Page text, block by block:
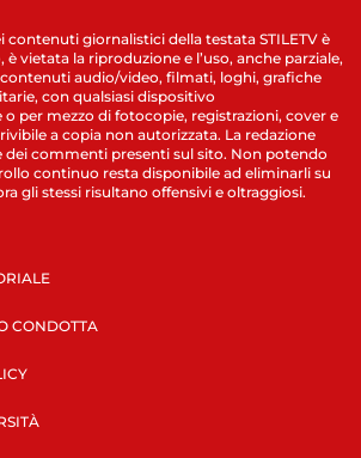
contenuti giornalistici della testata STILETV è
vietata la riproduzione e l’uso, anche parziale,
audio/video, filmati, loghi, grafiche
con qualsiasi dispositivo
per mezzo di fotocopie, registrazioni, cover e
a copia non autorizzata. La redazione
dei commenti presenti sul sito. Non potendo
continuo resta disponibile ad eliminarli su
gli stessi risultano offensivi e oltraggiosi.
CONDOTTA